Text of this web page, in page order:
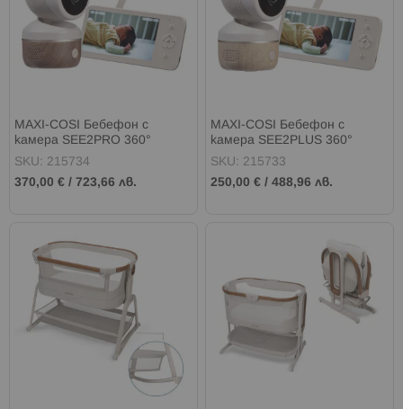
MAXI-COSI Бебефон с
камера SEE2PRO 360°
ELEGANCE BEIGE
SKU: 215734
370,00 € / 723,66 лв.
MAXI-COSI Бебефон с
камера SEE2PLUS 360°
ELEGANCE BEIGE
SKU: 215733
250,00 € /488,96 лв.